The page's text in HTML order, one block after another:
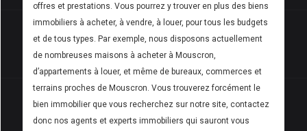
offres et prestations. Vous pourrez y trouver en plus des biens
immobiliers à acheter, à vendre, à louer, pour tous les budgets
et de tous types. Par exemple, nous disposons actuellement
de nombreuses maisons à acheter à Mouscron,
d’appartements à louer, et même de bureaux, commerces et
terrains proches de Mouscron. Vous trouverez forcément le
bien immobilier que vous recherchez sur notre site, contactez
donc nos agents et experts immobiliers qui sauront vous